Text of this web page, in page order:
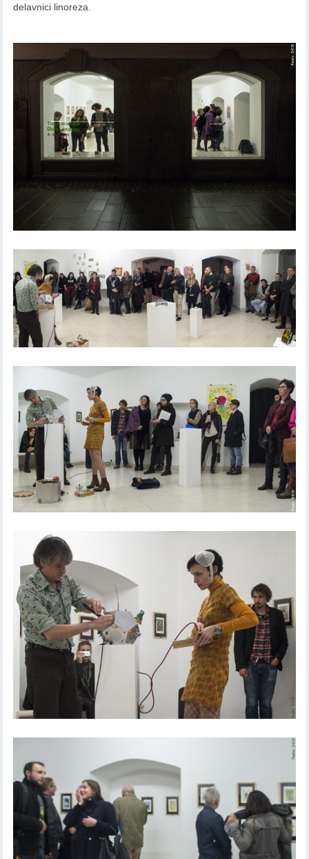
delavnici linoreza.